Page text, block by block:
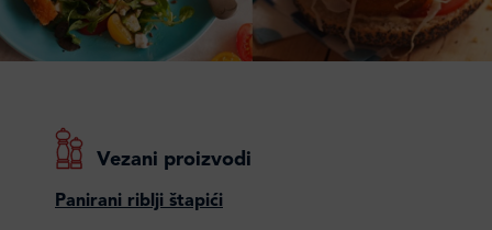
Vezani proizvodi
Panirani riblji štapići